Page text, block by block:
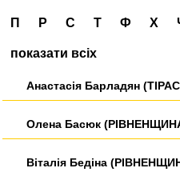
П Р С Т Ф Х
показати всіх
Анастасія Барладян
Олена Басюк
Віталія Бедіна